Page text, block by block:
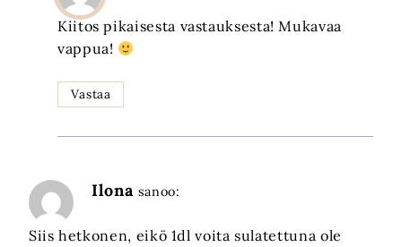
Kiitos pikaisesta vastauksesta! Mukavaa
vappua!
Vastaa
Ilona sanoo:
Siis hetkonen, eikö 1dl voita sulatettuna ole